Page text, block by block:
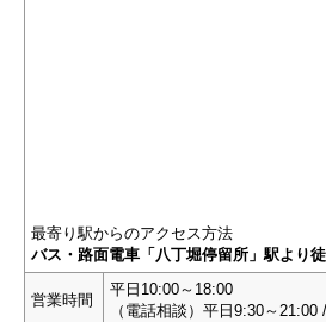
最寄り駅からのアクセス方法
バス・路面電車「八丁堀停留所」駅より
営業時間
平日10:00～18:00
（電話相談）平日9:30～